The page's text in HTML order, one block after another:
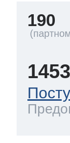
190
1453